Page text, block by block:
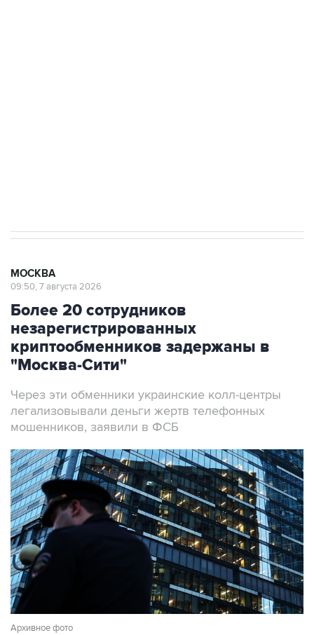
МОСКВА
09:50, 7 августа 2026
Более 20 сотрудников
незарегистрированных
криптообменников задержаны в
"Москва-Сити"
Через эти обменники украинские колл-центры
легализовывали деньги жертв телефонных
мошенников, заявили в ФСБ
Архивное фото